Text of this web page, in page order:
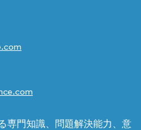
専門知識、問題解決能力、意